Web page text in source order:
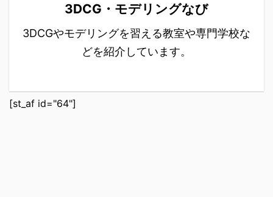
3DCG・モデリングなび
3DCGやモデリングを習える教室や専門学校な
どを紹介しています。
[st_af id="64"]